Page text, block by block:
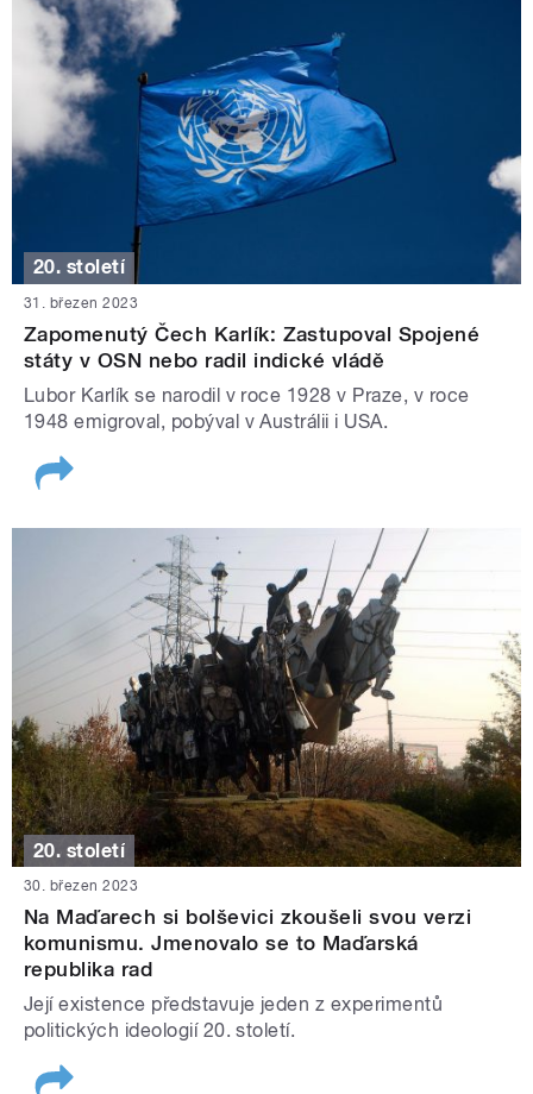
20. století
31. březen 2023
Zapomenutý Čech Karlík: Zastupoval Spojené
státy v OSN nebo radil indické vládě
Lubor Karlík se narodil v roce 1928 v Praze, v roce
1948 emigroval, pobýval v Austrálii i USA.
20. století
30. březen 2023
Na Maďarech si bolševici zkoušeli svou verzi
komunismu. Jmenovalo se to Maďarská
republika rad
Její existence představuje jeden z experimentů
politických ideologií 20. století.